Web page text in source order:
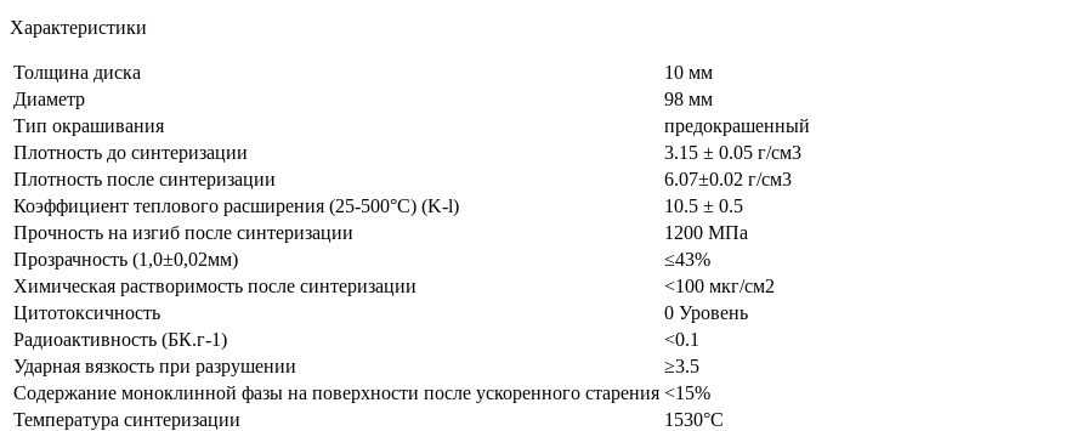
Характеристики
Толщина диска
10 мм
Диаметр
98 мм
Тип окрашивания
предокрашенный
Плотность до синтеризации
3.15 ± 0.05 г/см3
Плотность после синтеризации
6.07±0.02 г/см3
Коэффициент теплового расширения (25-500°C) (K-l)
10.5 ± 0.5
Прочность на изгиб после синтеризации
1200 МПа
Прозрачность (1,0±0,02мм)
≤43%
Химическая растворимость после синтеризации
<100 мкг/см2
Цитотоксичность
0 Уровень
Радиоактивность (БК.г-1)
<0.1
Ударная вязкость при разрушении
≥3.5
Содержание моноклинной фазы на поверхности после ускоренного старения <15%
Температура синтеризации
1530°C